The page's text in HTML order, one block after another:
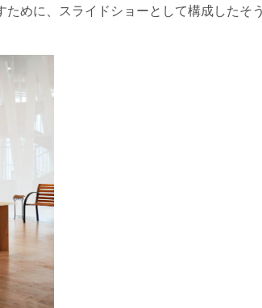
めに、スライドショーとして構成したそう